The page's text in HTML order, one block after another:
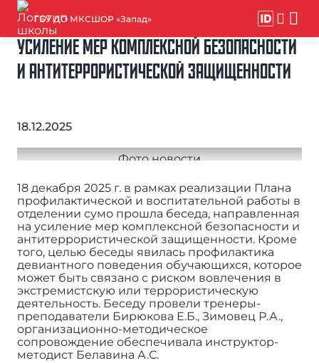
ГБУ ДО МКСШОР «Запад»
УСИЛЕНИЕ МЕР КОМПЛЕКСНОЙ БЕЗОПАСНОСТИ
И АНТИТЕРРОРИСТИЧЕСКОЙ ЗАЩИЩЕННОСТИ
18.12.2025
18 декабря 2025 г. в рамках реализации Плана
профилактической и воспитательной работы в
отделении сумо прошла беседа, направленная
на усиление мер комплексной безопасности и
антитеррористической защищенности. Кроме
того, целью беседы явилась профилактика
девиантного поведения обучающихся, которое
может быть связано с риском вовлечения в
экстремистскую или террористическую
деятельность. Беседу провели тренеры-
преподаватели Бирюкова Е.Б., Зимовец Р.А.,
организационно-методическое
сопровождение обеспечивала инструктор-
методист Белавина А.С.